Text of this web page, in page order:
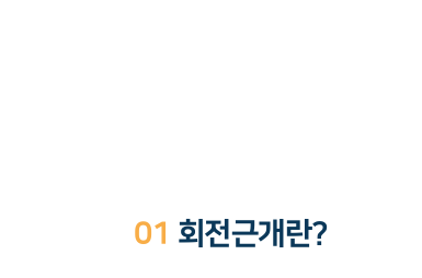
01 회전근개란?